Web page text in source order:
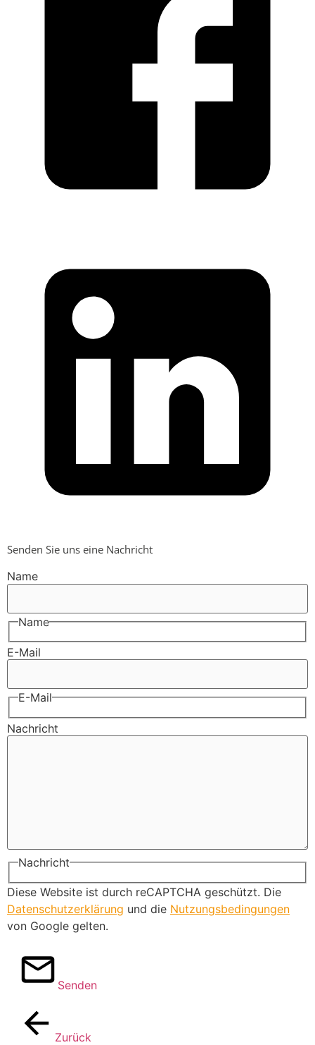
Senden Sie uns eine Nachricht
Name
Name
E-Mail
E-Mail
Nachricht
Nachricht
Diese Website ist durch reCAPTCHA geschützt. Die
Datenschutzerklärung und die Nutzungsbedingungen
von Google gelten.
Senden
Zurück